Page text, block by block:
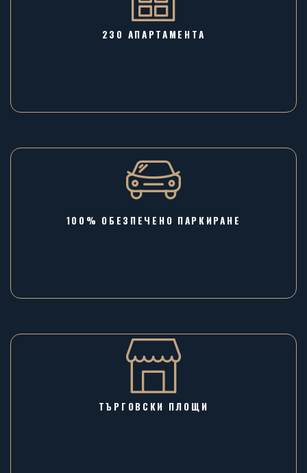
230 АПАРТАМЕНТА
100% ОБЕЗПЕЧЕНО ПАРКИРАНЕ
ТЪРГОВСКИ ПЛОЩИ